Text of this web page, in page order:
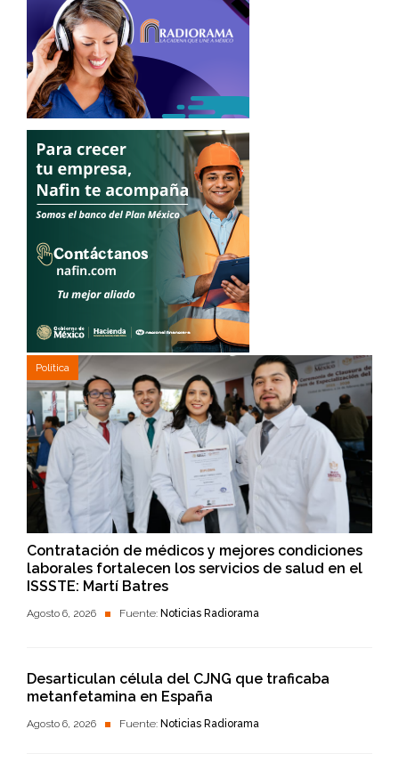
Política
Contratación de médicos y mejores condiciones
laborales fortalecen los servicios de salud en el
ISSSTE: Martí Batres
Agosto 6, 2026 Fuente: Noticias Radiorama
Desarticulan célula del CJNG que traficaba
metanfetamina en España
Agosto 6, 2026 Fuente: Noticias Radiorama